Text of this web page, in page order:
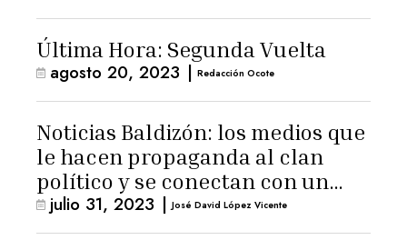
Última Hora: Segunda Vuelta
agosto 20, 2023 | Redacción Ocote
Noticias Baldizón: los medios que
le hacen propaganda al clan
político y se conectan con un
hombre de confianza de
Giammattei
julio 31, 2023 | José David López Vicente